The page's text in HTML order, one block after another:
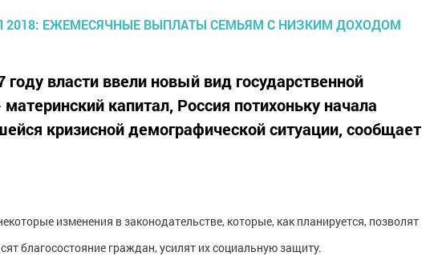
году власти ввели новый вид государственной
капитал, Россия потихоньку начала
кризисной демографической ситуации, сообщает
изменения в законодательстве, которые, как планируется, позволят
благосостояние граждан, усилят их социальную защиту.